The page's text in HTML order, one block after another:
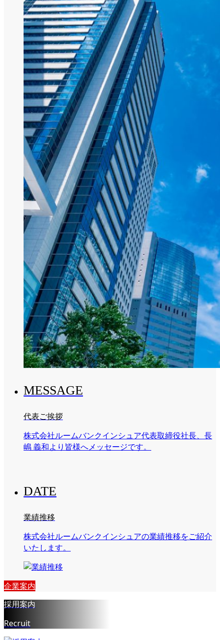
MESSAGE
代表ご挨拶
株式会社ルームバンクインシュア代表取締役社長、長
嶋 義和より皆様へメッセージです。
DATE
業績推移
株式会社ルームバンクインシュアの業績推移をご紹介
いたします。
企業案内
採用案内
Recruit